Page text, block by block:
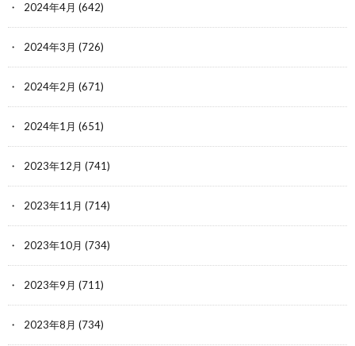
2024年4月 (642)
2024年3月 (726)
2024年2月 (671)
2024年1月 (651)
2023年12月 (741)
2023年11月 (714)
2023年10月 (734)
2023年9月 (711)
2023年8月 (734)